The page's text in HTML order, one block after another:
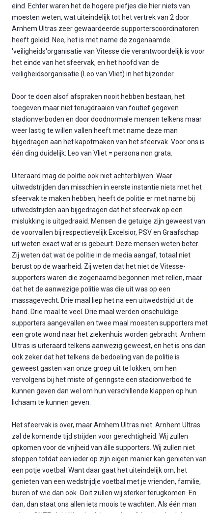
eind. Echter waren het de hogere piefjes die hier niets van
moesten weten, wat uiteindelijk tot het vertrek van 2 door
Arnhem Ultras zeer gewaardeerde supporterscoördinatoren
heeft geleid. Nee, het is met name de zogenaamde
'veiligheids'organisatie van Vitesse die verantwoordelijk is voor
het einde van het sfeervak, en het hoofd van de
veiligheidsorganisatie (Leo van Vliet) in het bijzonder.
Door te doen alsof afspraken nooit hebben bestaan, het
toegeven maar niet terugdraaien van foutief gegeven
stadionverboden en door doodnormale mensen telkens maar
weer lastig te willen vallen heeft met name deze man
bijgedragen aan het kapotmaken van het sfeervak. Voor ons is
één ding duidelijk: Leo van Vliet = persona non grata.
Uiteraard mag de politie ook niet achterblijven. Waar
uitwedstrijden dan misschien in eerste instantie niets met het
sfeervak te maken hebben, heeft de politie er met name bij
uitwedstrijden aan bijgedragen dat het sfeervak op een
mislukking is uitgedraaid. Mensen die getuige zijn geweest van
de voorvallen bij respectievelijk Excelsior, PSV en Graafschap
uit weten exact wat er is gebeurt. Deze mensen weten beter.
Zij weten dat wat de politie in de media aangaf, totaal niet
berust op de waarheid. Zij weten dat het niet de Vitesse-
supporters waren die zogenaamd begonnen met rellen, maar
dat het de aanwezige politie was die uit was op een
massagevecht. Drie maal liep het na een uitwedstrijd uit de
hand. Drie maal te veel. Drie maal werden onschuldige
supporters aangevallen en twee maal moesten supporters met
een grote wond naar het ziekenhuis worden gebracht. Arnhem
Ultras is uiteraard telkens aanwezig geweest, en het is ons dan
ook zeker dat het telkens de bedoeling van de politie is
geweest gasten van onze groep uit te lokken, om hen
vervolgens bij het miste of geringste een stadionverbod te
kunnen geven dan wel om hun verschillende klappen op hun
lichaam te kunnen geven.
Het sfeervak is over, maar Arnhem Ultras niet. Arnhem Ultras
zal de komende tijd strijden voor gerechtigheid. Wij zullen
opkomen voor de vrijheid van álle supporters. Wij zullen niet
stoppen totdat een ieder op zijn eigen manier kan genieten van
een potje voetbal. Want daar gaat het uiteindelijk om, het
genieten van een wedstrijdje voetbal met je vrienden, familie,
buren of wie dan ook. Ooit zullen wij sterker terugkomen. En
dan, dan staat ons allen iets moois te wachten. Als één man